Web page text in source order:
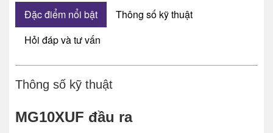
Đặc điểm nổi bật
Thông số kỹ thuật
Hỏi đáp và tư vấn
Thông số kỹ thuật
MG10XUF đầu ra